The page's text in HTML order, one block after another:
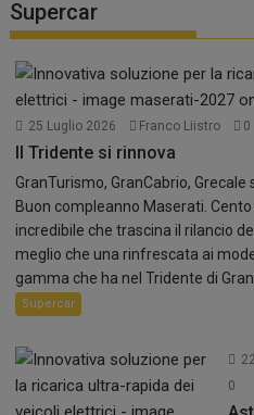
Supercar
25 Luglio 2026 Franco Liistro 0
Il Tridente si rinnova
GranTurismo, GranCabrio,
Buon compleanno Maserati.
incredibile che trascina il rilancio
meglio che una rinfrescata ai
gamma che ha nel Tridente di
Supercar
0